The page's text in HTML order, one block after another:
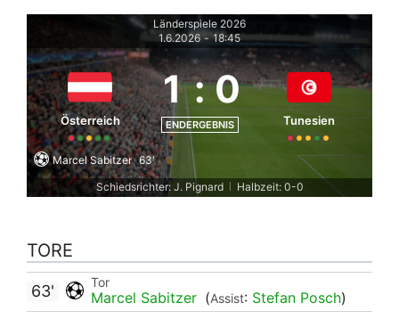
Länderspiele 2026
1.6.2026 - 18:45
Österreich
1 :0
ENDERGEBNIS Tunesien
Marcel Sabitzer 63'
Schiedsrichter: J. Pignard
Halbzeit: 0-0
TORE
Tor
Marcel Sabitzer (Assist: Stefan Posch)
63'